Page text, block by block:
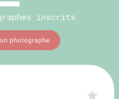
inscrits
photographe